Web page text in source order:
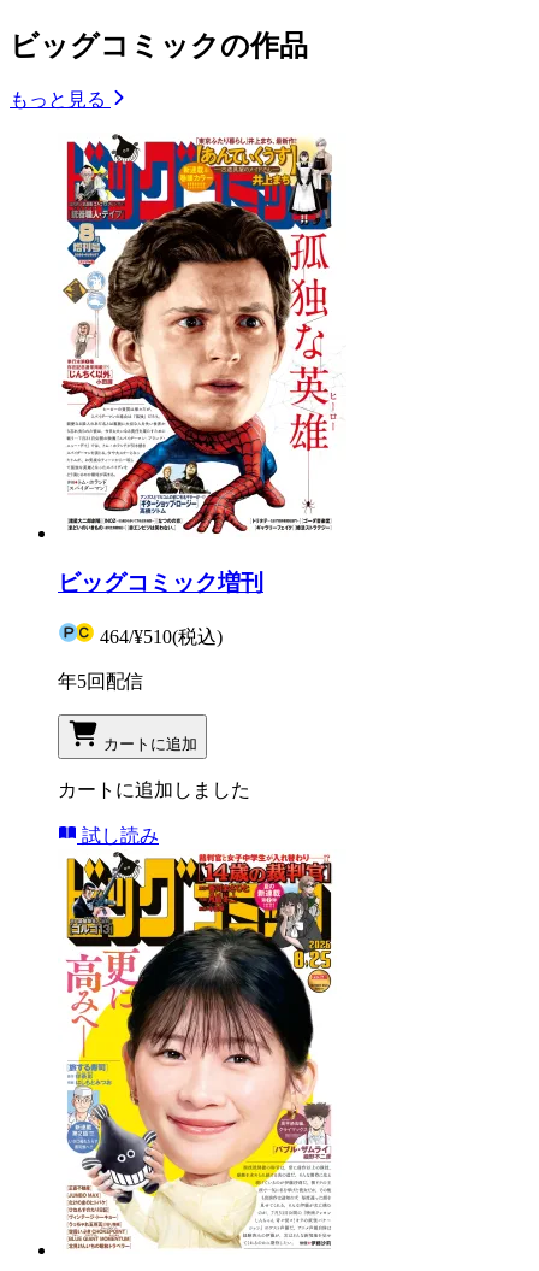
ビッグコミックの作品
もっと見る
ビッグコミック増刊
464/¥510(税込)
年5回配信
カートに追加
カートに追加しました
試し読み